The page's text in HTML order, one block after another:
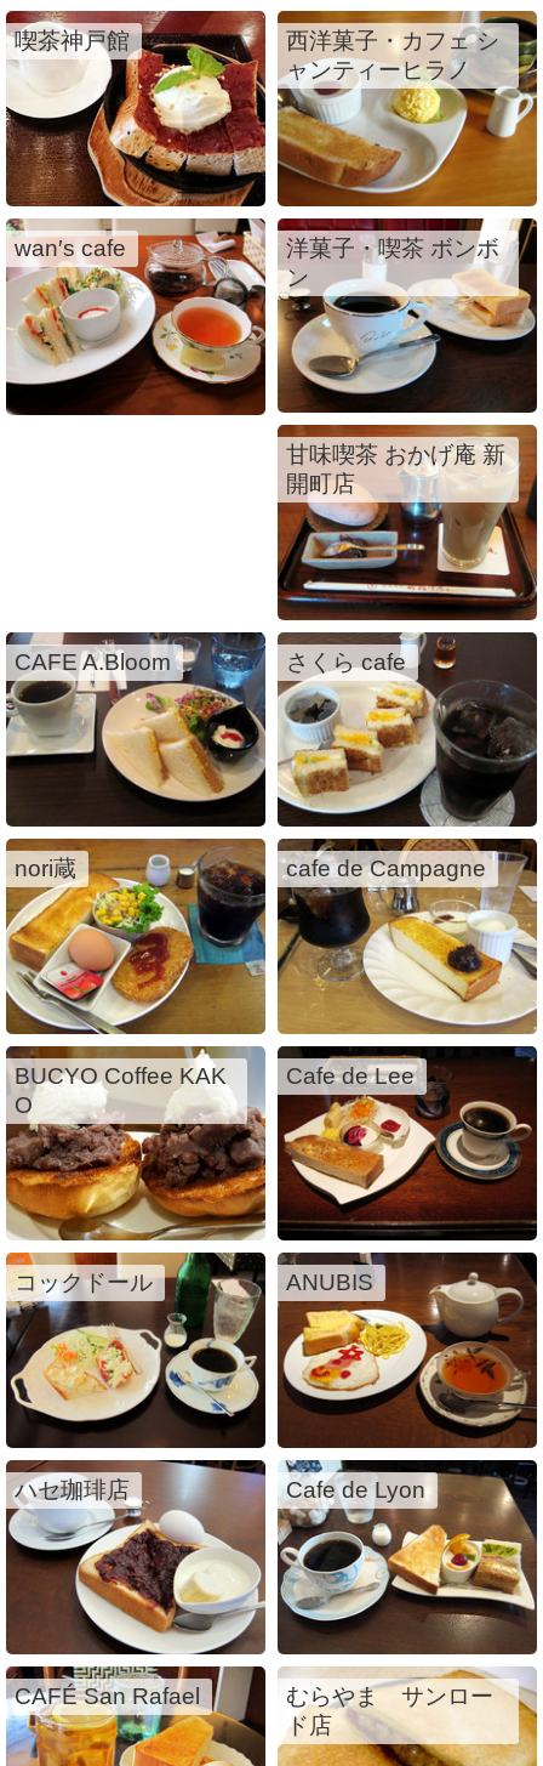
喫茶神戸館
西洋菓子・カフェ シ
ャンティーヒラノ
wan′s cafe
洋菓子・喫茶 ボンボ
ン
甘味喫茶 おかげ庵 新
開町店
CAFE A.Bloom さくら cafe
nori蔵 cafe de Campagne
BUCYO Coffee KAK
O
Cafe de Lee
コックドール ANUBIS
ハセ珈琲店 Cafe de Lyon
CAFÉ San Rafael
むらやま サンロー
ド店